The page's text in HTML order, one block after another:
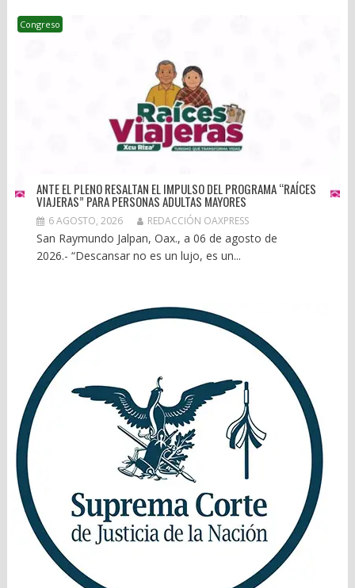
Congreso
ANTE EL PLENO RESALTAN EL IMPULSO DEL PROGRAMA “RAÍCES
VIAJERAS” PARA PERSONAS ADULTAS MAYORES
6 AGOSTO, 2026 REDACCIÓN OAXPRESS
San Raymundo Jalpan, Oax., a 06 de agosto de
2026.- “Descansar no es un lujo, es un...